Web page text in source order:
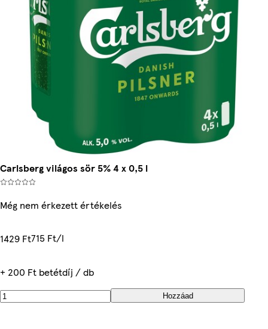
Carlsberg világos sör 5% 4 x 0,5 l
Még nem érkezett értékelés
1429 Ft715 Ft/l
+ 200 Ft betétdíj / db
Hozzáad